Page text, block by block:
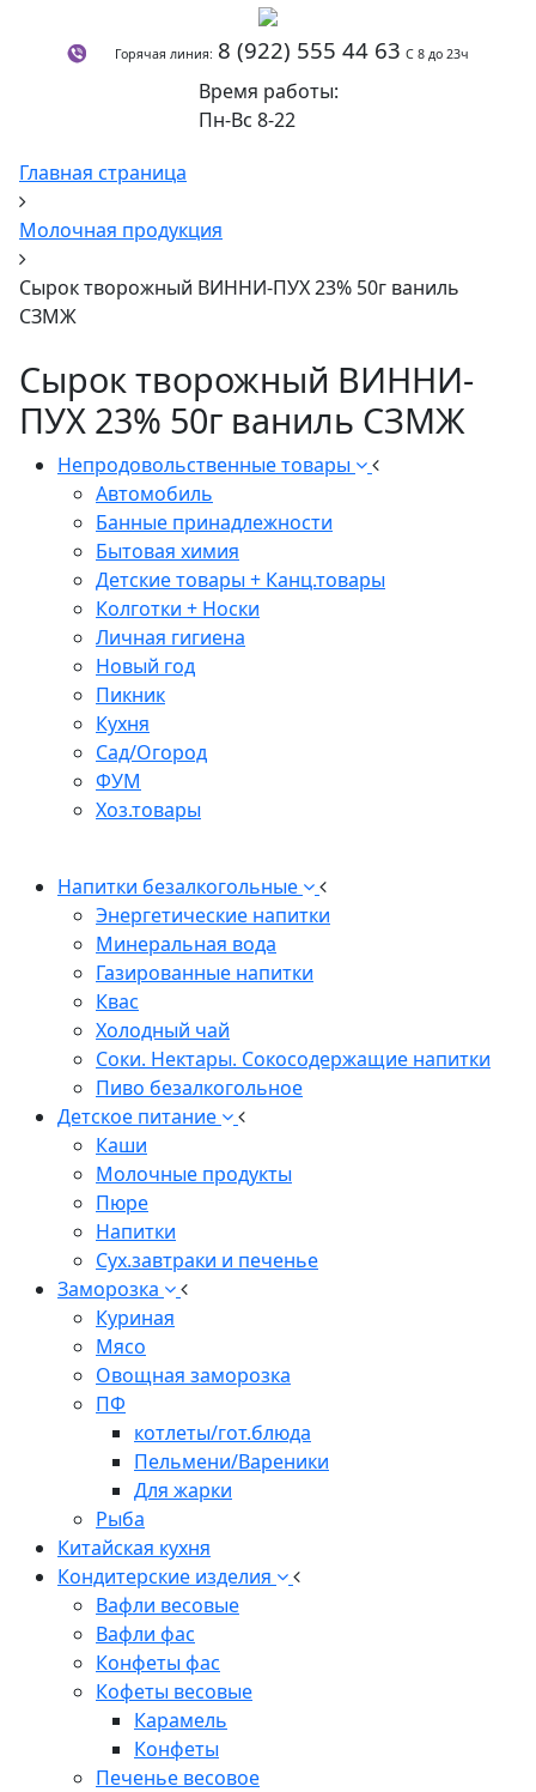
Горячая линия: 8 (922) 555 44 63 С 8 до 23ч
Время работы:
Пн-Вс 8-22
Главная страница
Молочная продукция
Сырок творожный ВИННИ-ПУХ 23% 50г ваниль
СЗМЖ
Сырок творожный ВИННИ-
ПУХ 23% 50г ваниль СЗМЖ
Непродовольственные товары
Автомобиль
Банные принадлежности
Бытовая химия
Детские товары + Канц.товары
Колготки + Носки
Личная гигиена
Новый год
Пикник
Кухня
Сад/Огород
ФУМ
Хоз.товары
Напитки безалкогольные
Энергетические напитки
Минеральная вода
Газированные напитки
Квас
Холодный чай
Соки. Нектары. Сокосодержащие напитки
Пиво безалкогольное
Детское питание
Каши
Молочные продукты
Пюре
Напитки
Сух.завтраки и печенье
Заморозка
Куриная
Мясо
Овощная заморозка
ПФ
котлеты/гот.блюда
Пельмени/Вареники
Для жарки
Рыба
Китайская кухня
Кондитерские изделия
Вафли весовые
Вафли фас
Конфеты фас
Кофеты весовые
Карамель
Конфеты
Печенье весовое